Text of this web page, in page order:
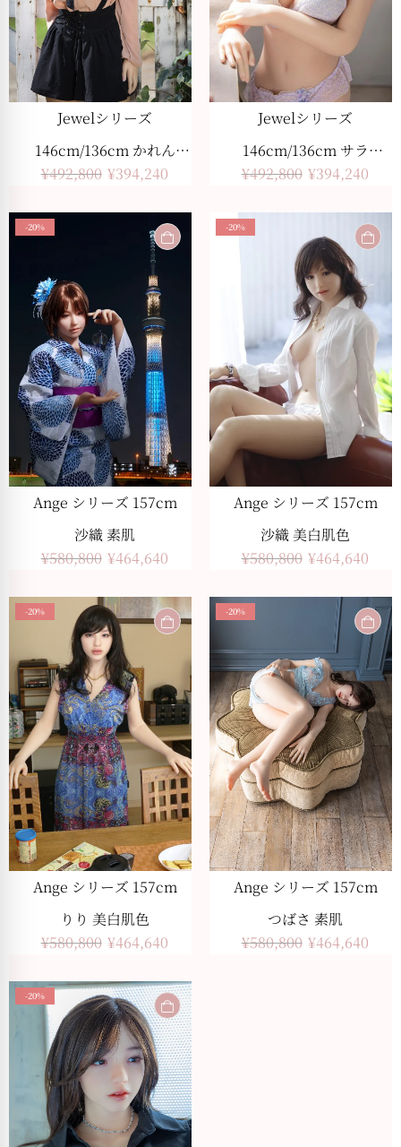
Jewelシリーズ
146cm/136cm かれん
美白肌色
¥492,800 ¥394,240
Jewelシリーズ
146cm/136cm サラ
美白肌色
¥492,800 ¥394,240
-20%
Ange シリーズ 157cm
沙織 素肌
¥580,800 ¥464,640
-20%
Ange シリーズ 157cm
沙織 美白肌色
¥580,800 ¥464,640
-20%
Ange シリーズ 157cm
りり 美白肌色
¥580,800 ¥464,640
-20%
Ange シリーズ 157cm
つばさ 素肌
¥580,800 ¥464,640
-20%